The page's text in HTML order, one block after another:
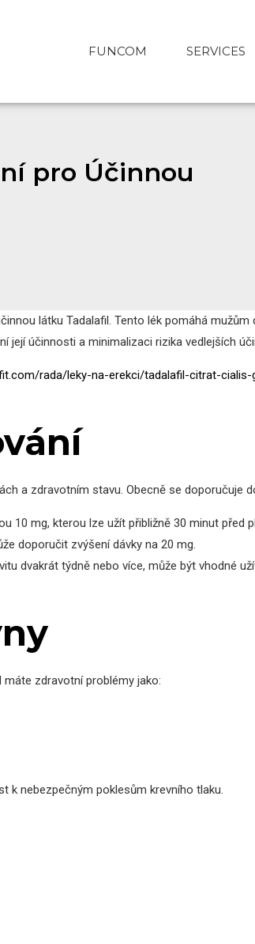
FUNCOM SERVICES
pro Účinnou
látku Tadalafil. Tento lék pomáhá
její účinnosti a minimalizaci rizika vedlejších
rada/leky-na-erekci/tadalafil-citrat-
a zdravotním stavu. Obecně se doporučuje
10 mg, kterou lze užít přibližně 30 minut před
doporučit zvýšení dávky na 20 mg.
dvakrát týdně nebo více, může být vhodné
zdravotní problémy jako:
k nebezpečným poklesům krevního tlaku.